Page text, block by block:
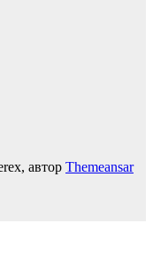
автор Themeansar